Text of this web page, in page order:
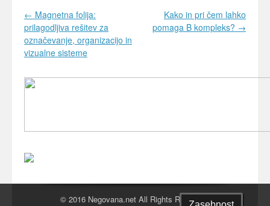
Post navigation
← Magnetna folija:
prilagodljiva rešitev za
označevanje, organizacijo in
vizualne sisteme
Kako in pri čem lahko
pomaga B kompleks? →
© 2016 Negovana.net All Rights Reserved.